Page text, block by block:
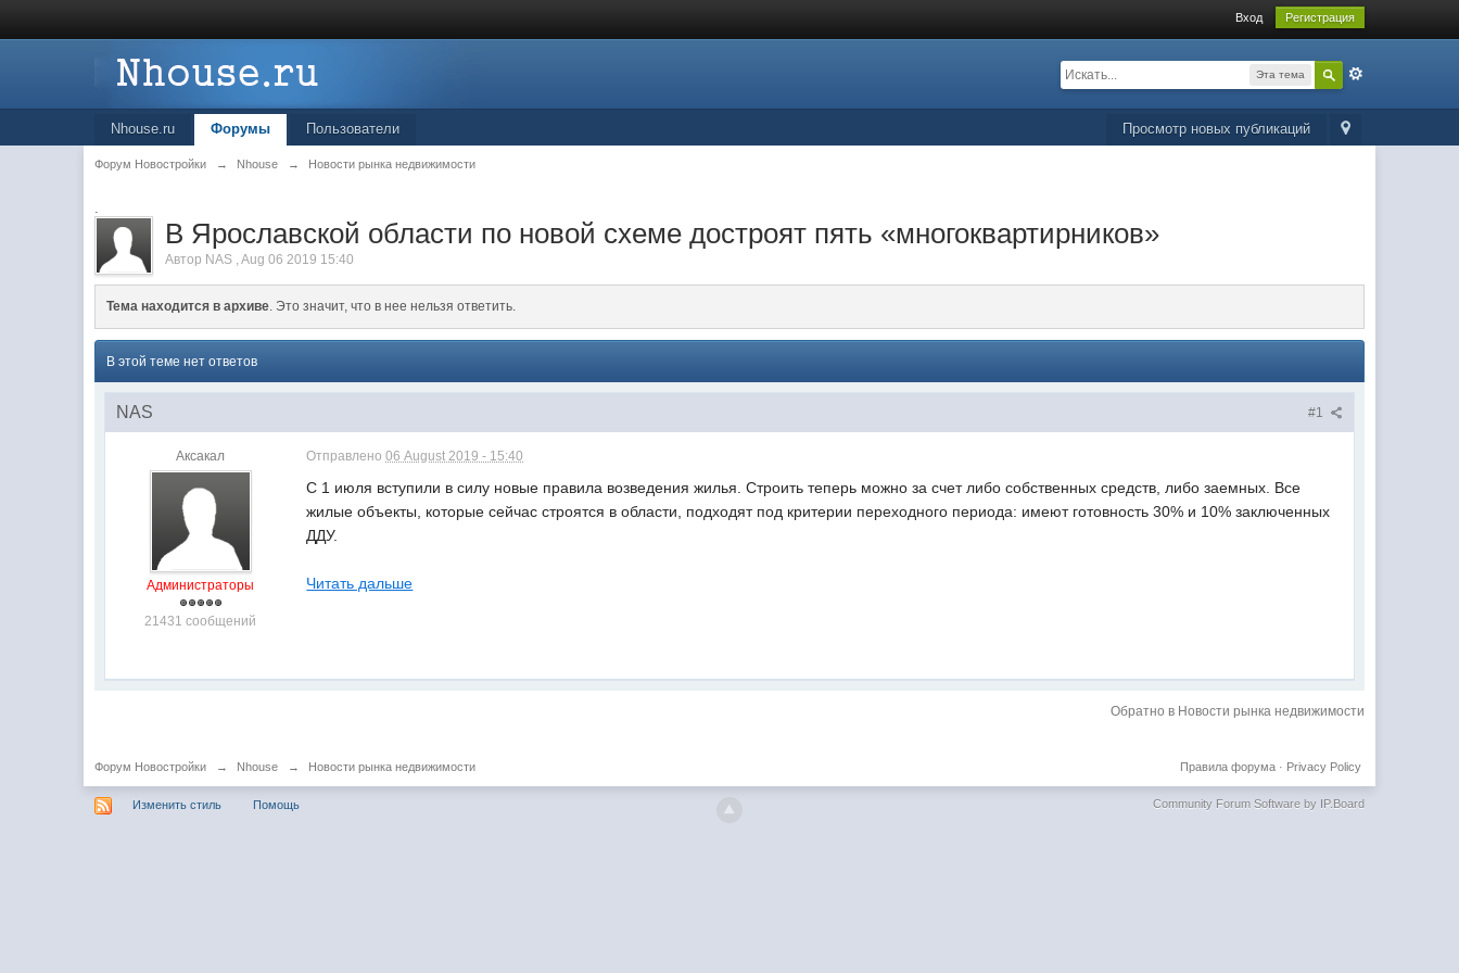
Вход Регистрация
Эта тема
Просмотр новых публикаций
Nhouse.ru Форумы Пользователи
Форум Новостройки → Nhouse → Новости рынка недвижимости
.
В Ярославской области по новой схеме достроят пять «многоквартирников»
Автор NAS ,Aug 06 2019 15:40
Тема находится в архиве. Это значит, что в нее нельзя ответить.
В этой теме нет ответов
#1
NAS
Аксакал
Администраторы
21431 сообщений
Отправлено06 August 2019 - 15:40
С 1 июля вступили в силу новые правила возведения жилья. Строить теперь можно за счет либо собственных средств, либо заемных. Все
жилые объекты, которые сейчас строятся в области, подходят под критерии переходного периода: имеют готовность 30% и 10% заключенных
ДДУ.
Читать дальше
Обратно в Новости рынка недвижимости
Форум Новостройки → Nhouse → Новости рынка недвижимости Privacy Policy
Правила форума·
Изменить стиль Помощь Community Forum Software by IP.Board